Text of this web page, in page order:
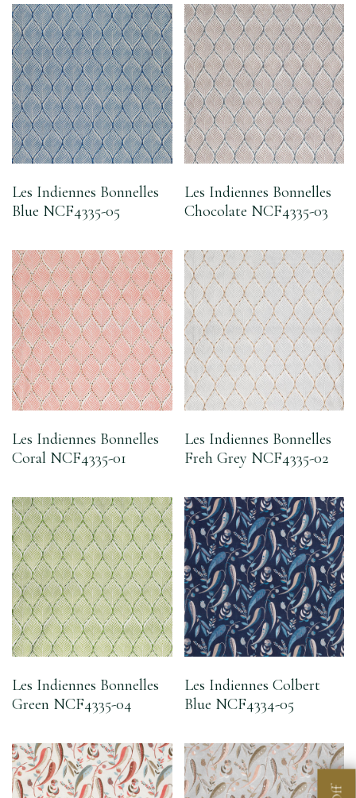
Les Indiennes Bonnelles
Blue NCF4335-05
Les Indiennes Bonnelles
Chocolate NCF4335-03
Les Indiennes Bonnelles
Coral NCF4335-01
Les Indiennes Bonnelles
Freh Grey NCF4335-02
Les Indiennes Bonnelles
Green NCF4335-04
Les Indiennes Colbert
Blue NCF4334-05